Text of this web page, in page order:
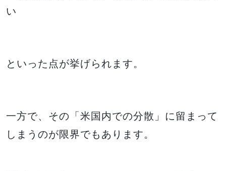
い
といった点が挙げられます。
一方で、その「米国内での分散」に留まって
しまうのが限界でもあります。